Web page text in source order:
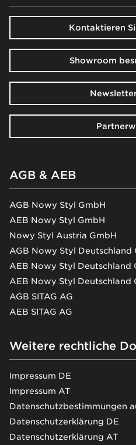
Kontaktieren
Showroom
AGB & AEB
AGB Nowy Styl GmbH
AEB Nowy Styl GmbH
Nowy Styl Austria GmbH
AGB Nowy Styl Deutschland
AEB Nowy Styl Deutschland
AEB Nowy Styl Deutschland
AGB SITAG AG
AEB SITAG AG
Weitere rechtliche
Impressum DE
Impressum AT
Datenschutzbestimmungen
Datenschutzerklärung DE
Datenschutzerklärung AT